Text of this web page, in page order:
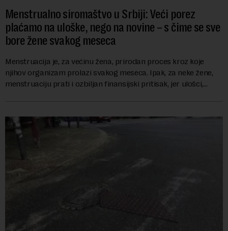
Menstrualno siromaštvo u Srbiji: Veći porez
plaćamo na uloške, nego na novine – s čime se sve
bore žene svakog meseca
Menstruacija je, za većinu žena, prirodan proces kroz koje
njihov organizam prolazi svakog meseca. Ipak, za neke žene,
menstruaciju prati i ozbiljan finansijski pritisak, jer ulošci,